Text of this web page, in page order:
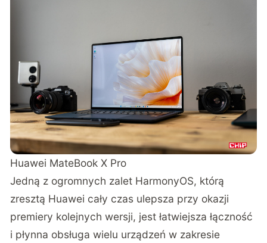
Huawei MateBook X Pro
Jedną z ogromnych zalet HarmonyOS, którą
zresztą Huawei cały czas ulepsza przy okazji
premiery kolejnych wersji, jest łatwiejsza łączność
i płynna obsługa wielu urządzeń w zakresie